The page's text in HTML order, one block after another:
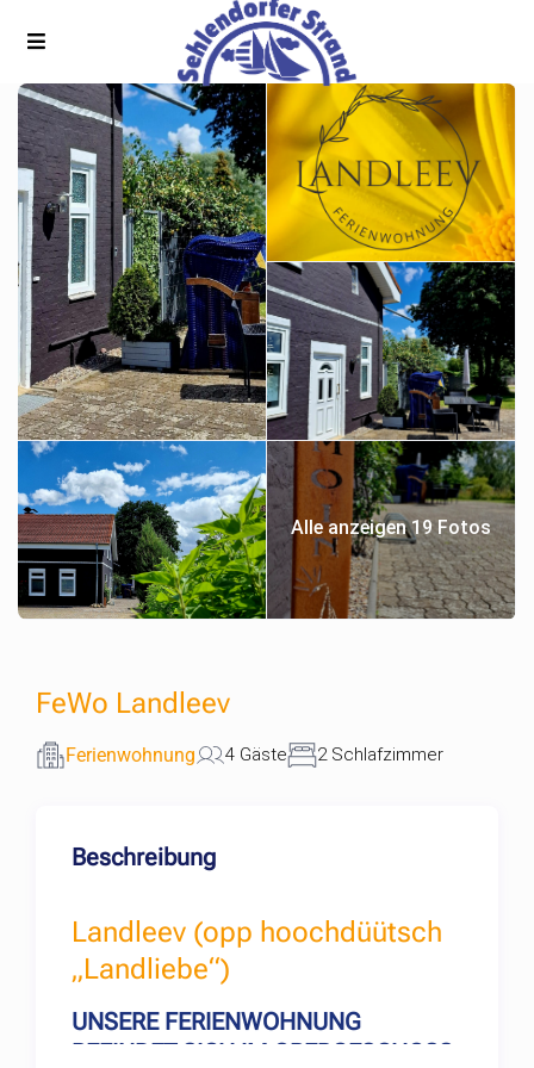
Alle anzeigen 19 Fotos
FeWo Landleev
Ferienwohnung 4 Gäste 2 Schlafzimmer
Beschreibung
Landleev (opp hoochdüütsch
„Landliebe“)
UNSERE FERIENWOHNUNG
BEFINDET SICH IM OBERGESCHOSS